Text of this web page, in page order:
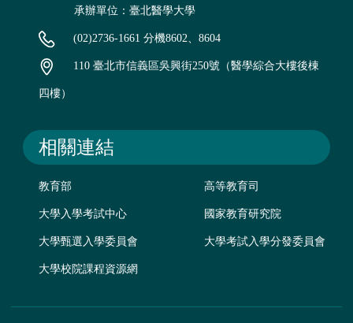
承辦單位：臺北醫學大學
(02)2736-1661 分機8602、8604
110 臺北市信義區吳興街250號（醫學綜合大樓後棟
四樓）
相關連結
教育部 高等教育司
大學入學考試中心 國家教育研究院
大學甄選入學委員會 大學考試入學分發委員會
大學校院課程資源網